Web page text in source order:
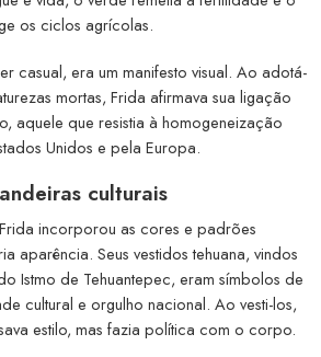
os ciclos agrícolas.
casual, era um manifesto visual. Ao adotá-
mortas, Frida afirmava sua ligação
aquele que resistia à homogeneização
Unidos e pela Europa.
culturais
incorporou as cores e padrões
aparência. Seus vestidos tehuana, vindos
Istmo de Tehuantepec, eram símbolos de
cultural e orgulho nacional. Ao vesti-los,
estilo, mas fazia política com o corpo.